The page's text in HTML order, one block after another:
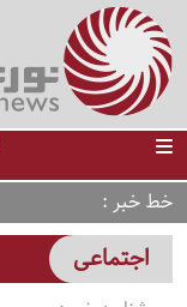
خط خبر
اجتماعی